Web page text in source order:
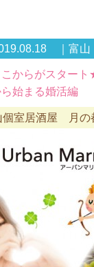
｜富山
こからがスター
始まる婚活編
個室居酒屋 月